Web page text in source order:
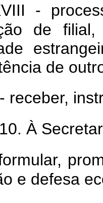
-
de
de
receber,
À
e defesa